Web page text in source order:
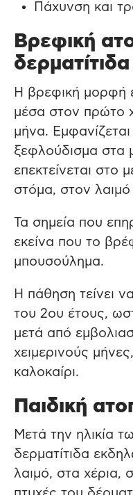
Πάχυνση και
Βρεφική
δερματίτιδα
Η βρεφική μορφή
μέσα στον πρώτο
μήνα.
ξεφλούδισμα στα
επεκτείνεται
στόμα, στον
Τα σημεία που
εκείνα που το
μπουσούλημα.
Η πάθηση τείνει
του 2ου έτους,
μετά από
χειμερινούς
καλοκαίρι.
Παιδική
Μετά την ηλικία
δερματίτιδα
λαιμό, στα χέρια,